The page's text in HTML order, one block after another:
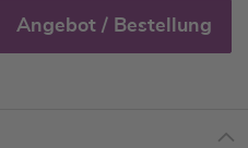
Angebot / Bestellung